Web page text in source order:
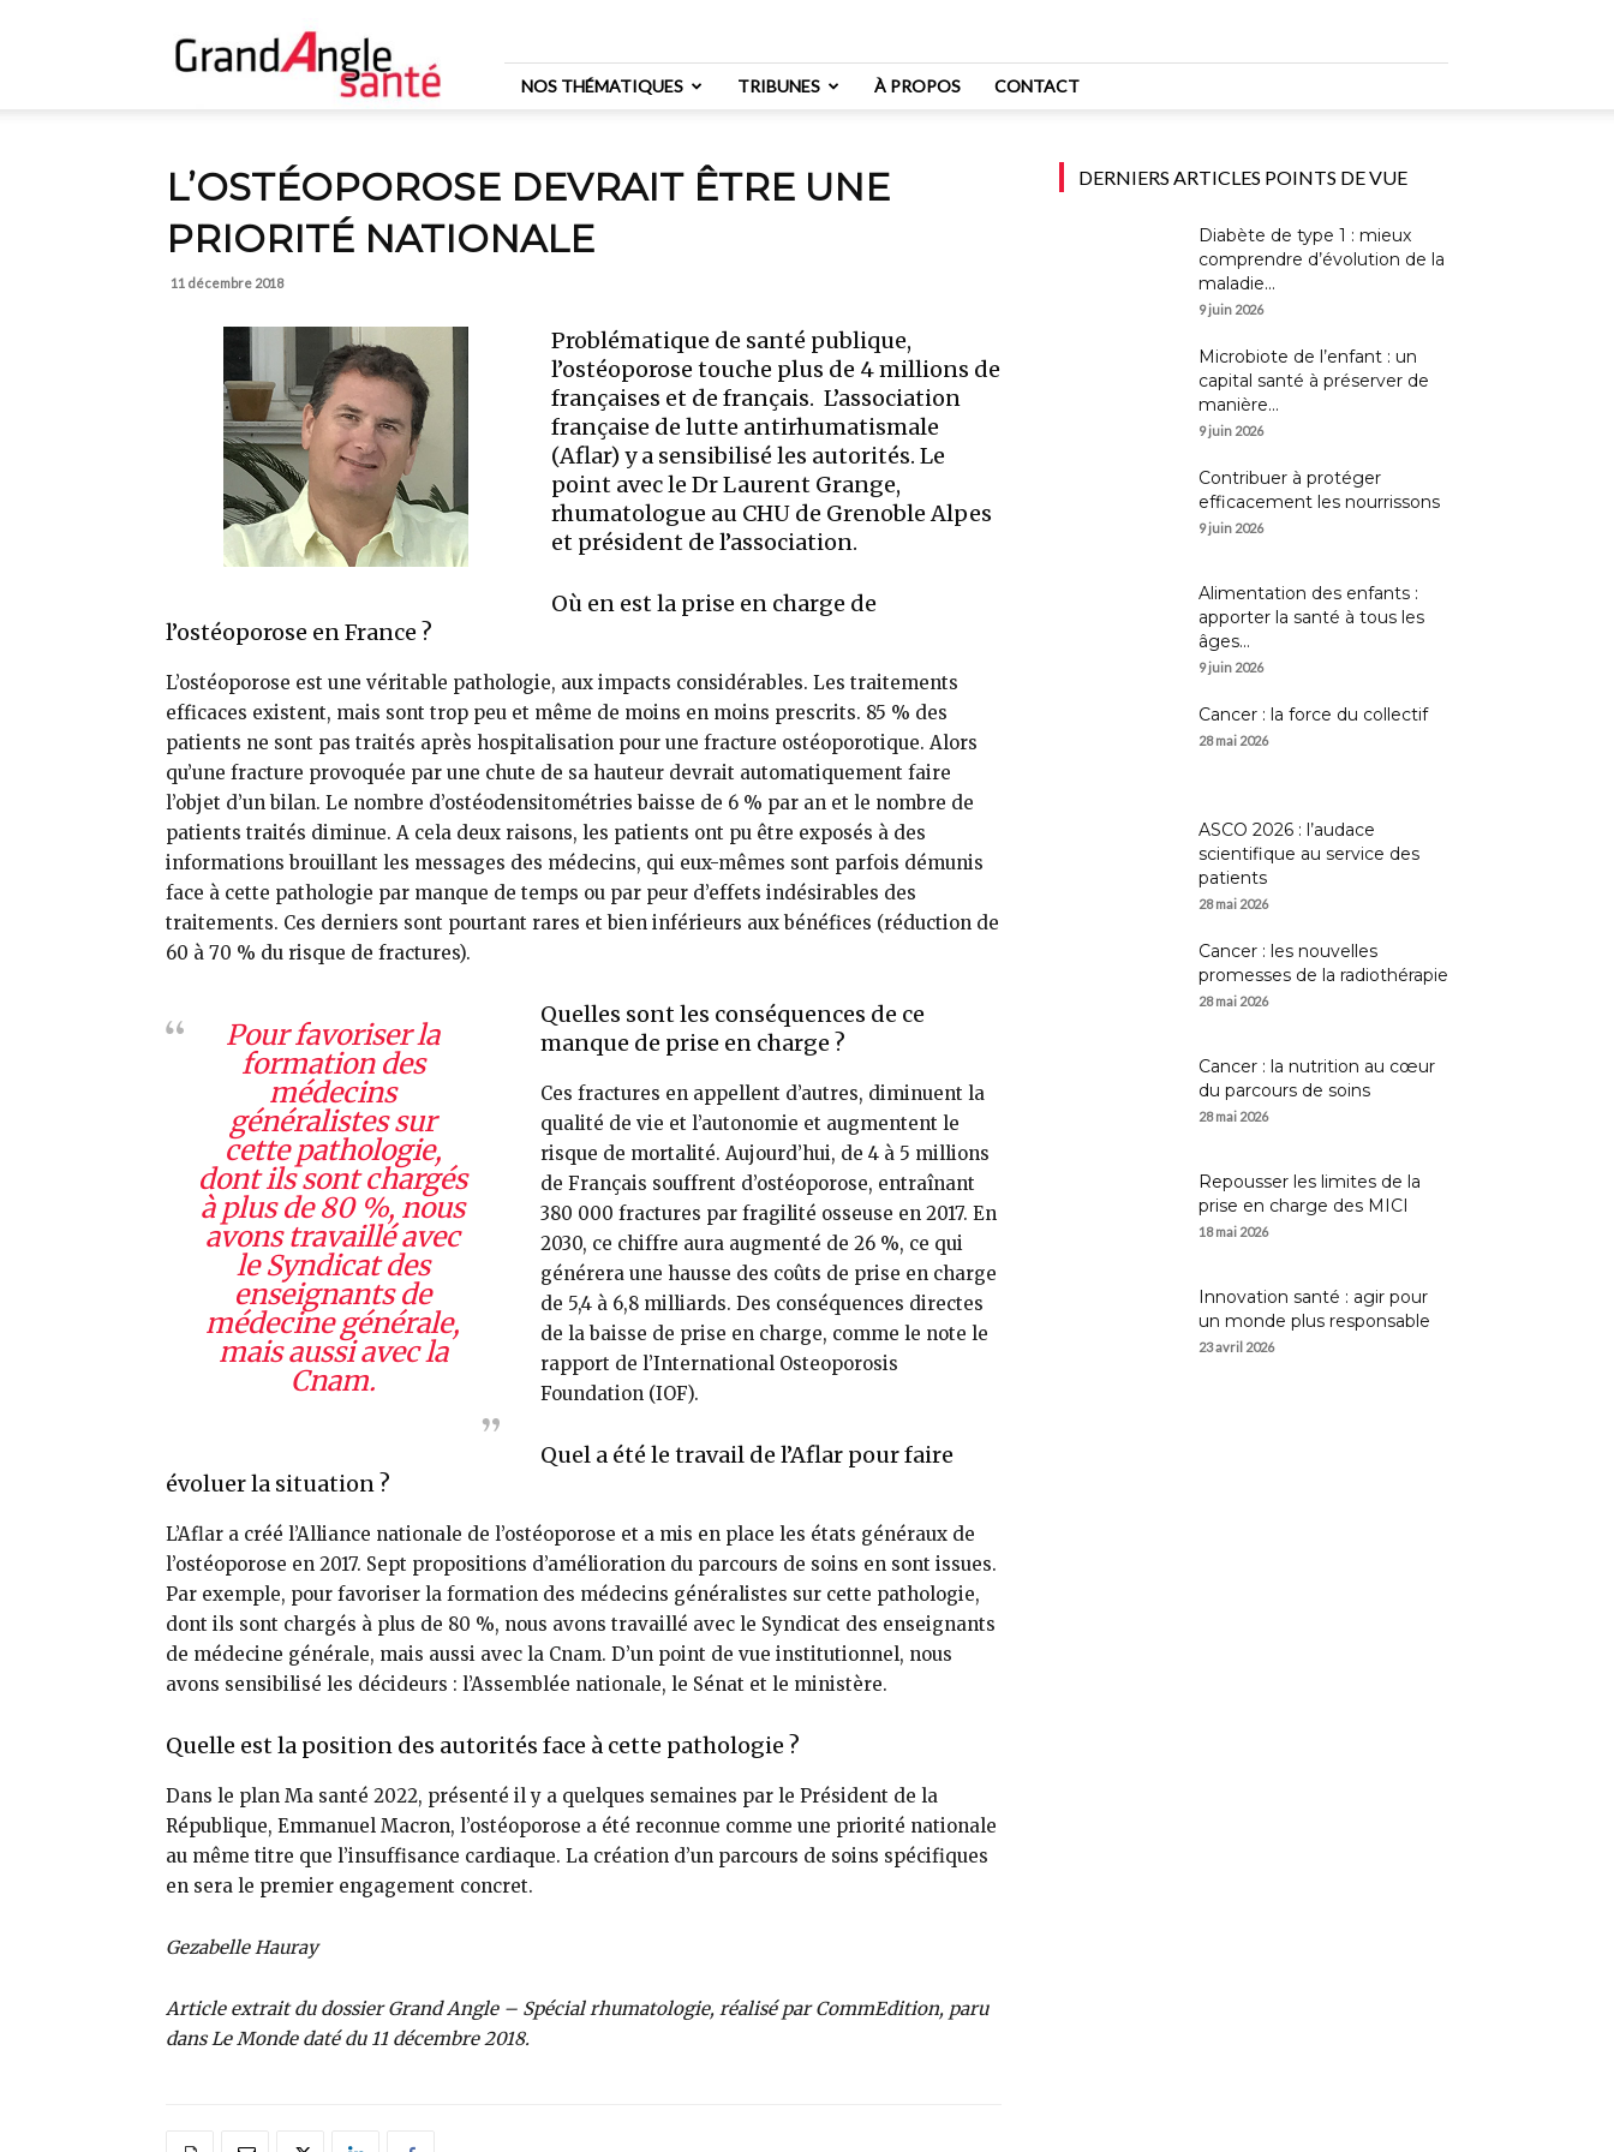
Angle
Santé
NOS THÉMATIQUES
TRIBUNES À PROPOS CONTACT
L’OSTÉOPOROSE DEVRAIT ÊTRE UNE
PRIORITÉ NATIONALE
11 décembre 2018
Problématique de santé publique,
l’ostéoporose touche plus de 4 millions de
françaises et de français. L’association
française de lutte antirhumatismale
(Aflar) y a sensibilisé les autorités. Le
point avec le Dr Laurent Grange,
rhumatologue au CHU de Grenoble Alpes
et président de l’association.
Où en est la prise en charge de
l’ostéoporose en France ?
L’ostéoporose est une véritable patho­logie, aux impacts considérables. Les traitements
efficaces existent, mais sont trop peu et même de moins en moins prescrits. 85 % des
patients ne sont pas traités après hospitalisation pour une fracture ostéoporotique. Alors
qu’une fracture provoquée par une chute de sa hauteur devrait auto­matiquement faire
l’objet d’un bilan. Le nombre d’ostéodensitométries baisse de 6 % par an et le nombre de
patients traités diminue. A cela deux raisons, les patients ont pu être ex­posés à des
informations brouillant les messages des médecins, qui eux-mêmes sont parfois démunis
face à cette pathologie par manque de temps ou par peur d’effets indésirables des
traitements. Ces derniers sont pourtant rares et bien inférieurs aux bénéfices (réduction de
60 à 70 % du risque de fractures).
Pour favoriser la
formation des
médecins
généralistes sur
cette pathologie,
dont ils sont chargés
à plus de 80 %, nous
avons travaillé avec
le Syndicat des
ensei­gnants de
médecine générale,
mais aussi avec la
Cnam.
Quelles sont les conséquences de ce
manque de prise en charge ?
Ces fractures en appellent d’autres, diminuent la
qualité de vie et l’auto­nomie et augmentent le
risque de mortalité. Aujourd’hui, de 4 à 5 mil­lions
de Français souffrent d’ostéo­porose, entraînant
380 000 fractures par fragilité osseuse en 2017. En
2030, ce chiffre aura augmenté de 26 %, ce qui
générera une hausse des coûts de prise en charge
de 5,4 à 6,8 mil­liards. Des conséquences directes
de la baisse de prise en charge, comme le note le
rapport de l’International Osteoporosis
Foundation (IOF).
Quel a été le travail de l’Aflar pour faire
évoluer la situation ?
L’Aflar a créé l’Alliance nationale de l’ostéoporose et a mis en place les états généraux de
l’ostéoporose en 2017. Sept propositions d’amélio­ration du parcours de soins en sont issues.
Par exemple, pour favoriser la formation des médecins généralistes sur cette pathologie,
dont ils sont chargés à plus de 80 %, nous avons travaillé avec le Syndicat des ensei­gnants
de médecine générale, mais aussi avec la Cnam. D’un point de vue institutionnel, nous
avons sen­sibilisé les décideurs : l’Assemblée nationale, le Sénat et le ministère.
Quelle est la position des autorités face à cette pathologie ?
Dans le plan Ma santé 2022, présenté il y a quelques semaines par le Pré­sident de la
République, Emmanuel Macron, l’ostéoporose a été reconnue comme une priorité nationale
au même titre que l’insuffisance car­diaque. La création d’un parcours de soins spécifiques
en sera le premier engagement concret.
Gezabelle Hauray
Article extrait du dossier Grand Angle – Spécial rhumatologie, réalisé par CommEdition, paru
dans Le Monde daté du 11 décembre 2018.
DERNIERS ARTICLES POINTS DE VUE
Diabète de type 1 : mieux
comprendre d’évolution de la
maladie...
9 juin 2026
Microbiote de l’enfant : un
capital santé à préserver de
manière...
9 juin 2026
Contribuer à protéger
efficacement les nourrissons
9 juin 2026
Alimentation des enfants :
apporter la santé à tous les
âges...
9 juin 2026
Cancer : la force du collectif
28 mai 2026
ASCO 2026 : l’audace
scientifique au service des
patients
28 mai 2026
Cancer : les nouvelles
promesses de la radiothérapie
28 mai 2026
Cancer : la nutrition au cœur
du parcours de soins
28 mai 2026
Repousser les limites de la
prise en charge des MICI
18 mai 2026
Innovation santé : agir pour
un monde plus responsable
23 avril 2026